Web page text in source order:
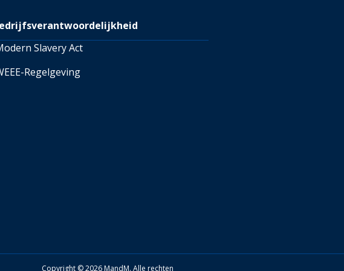
Slavery Act
Regelgeving
Copyright © 2026 MandM. Alle rechten